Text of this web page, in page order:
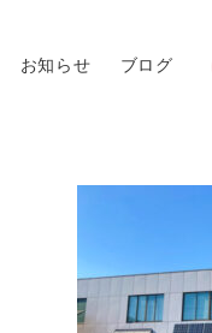
お知らせ ブログ